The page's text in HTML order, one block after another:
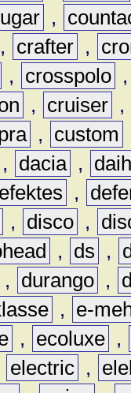
,
, crafter ,
, crosspolo
, cruiser ,
, custom
, dacia ,
,
, disco ,
, ds ,
, durango ,
,
e-
, ecoluxe ,
electric ,